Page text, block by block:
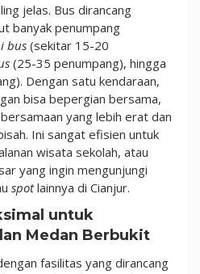
jelas. Bus dirancang
banyak penumpang
bus (sekitar 15-20
(25-35 penumpang), hingga
Dengan satu kendaraan,
bisa bepergian bersama,
yang lebih erat dan
Ini sangat efisien untuk
wisata sekolah, atau
yang ingin mengunjungi
spotlainnya di Cianjur.
untuk
Medan Berbukit
fasilitas yang dirancang